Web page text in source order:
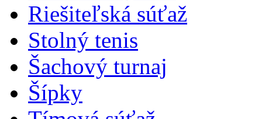
Riešiteľská súťaž
Stolný tenis
Šachový turnaj
Šípky